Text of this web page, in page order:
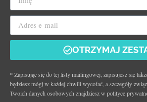
OTRZYMAJ
* Zapisując się do tej listy mailingowej, zapisujesz się
będziesz mógł w każdej chwili wycofać, a szczegóły
Twoich danych osobowych znajdziesz w polityce